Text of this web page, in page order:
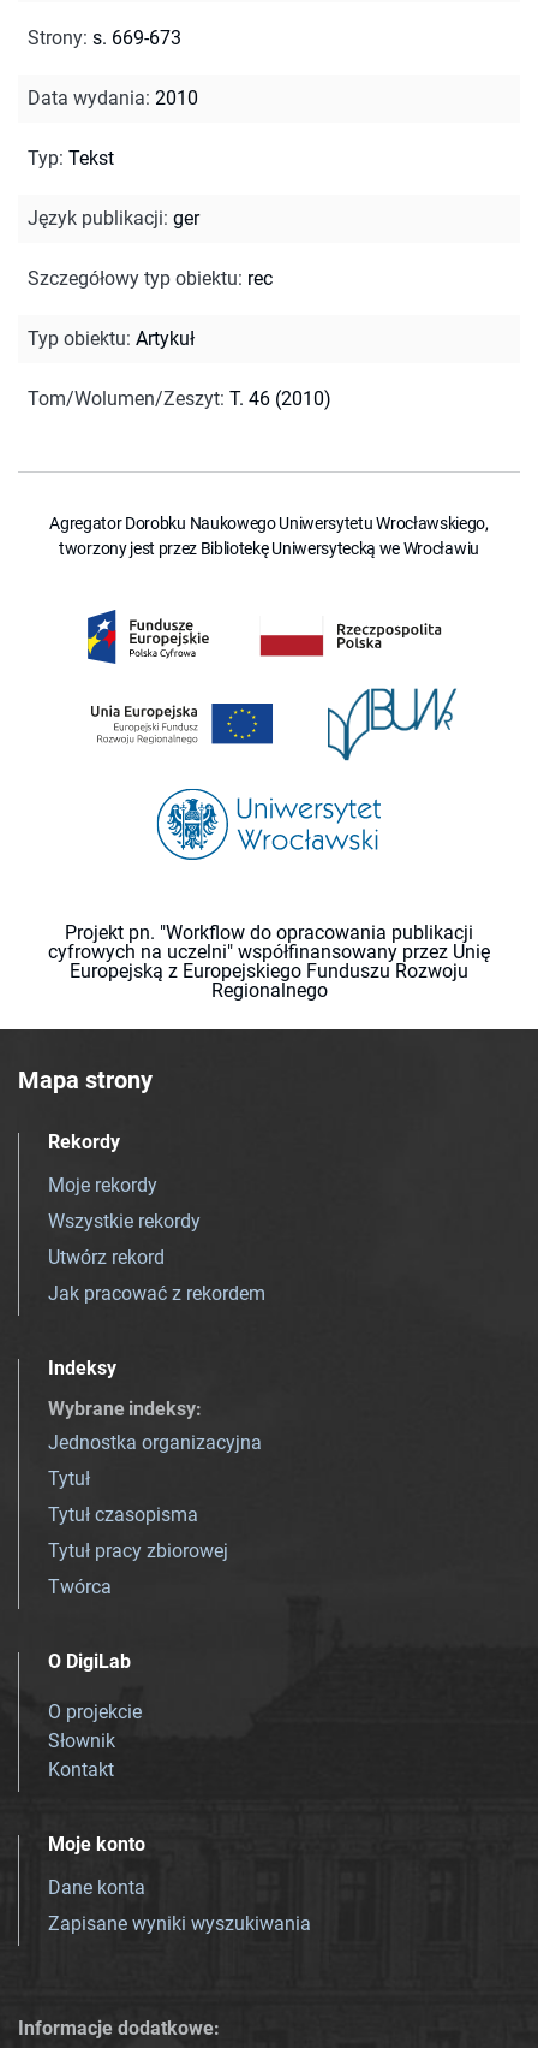
Strony: s. 669-673
Data wydania: 2010
Typ: Tekst
Język publikacji: ger
Szczegółowy typ obiektu: rec
Typ obiektu: Artykuł
Tom/Wolumen/Zeszyt: T. 46 (2010)
Agregator Dorobku Naukowego Uniwersytetu Wrocławskiego,
tworzony jest przez Bibliotekę Uniwersytecką we Wrocławiu
Projekt pn. "Workflow do opracowania publikacji
cyfrowych na uczelni" współfinansowany przez Unię
Europejską z Europejskiego Funduszu Rozwoju
Regionalnego
Mapa strony
Rekordy
Moje rekordy
Wszystkie rekordy
Utwórz rekord
Jak pracować z rekordem
Indeksy
Wybrane indeksy:
Jednostka organizacyjna
Tytuł
Tytuł czasopisma
Tytuł pracy zbiorowej
Twórca
O DigiLab
O projekcie
Słownik
Kontakt
Moje konto
Dane konta
Zapisane wyniki wyszukiwania
Informacje dodatkowe: